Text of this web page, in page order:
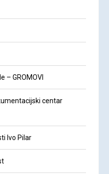
– GROMOVI
centar
Ivo Pilar